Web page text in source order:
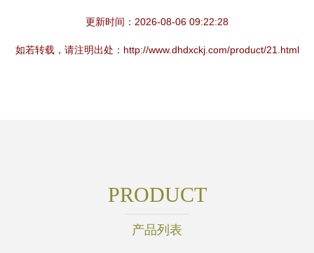
更新时间：2026-08-06 09:22:28
如若转载，请注明出处：http://www.dhdxckj.com/product/21.html
PRODUCT
产品列表